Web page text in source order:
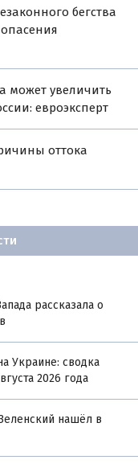
бегства
может увеличить
евроэксперт
оттока
рассказала о
Украине: сводка
2026 года
нашёл в